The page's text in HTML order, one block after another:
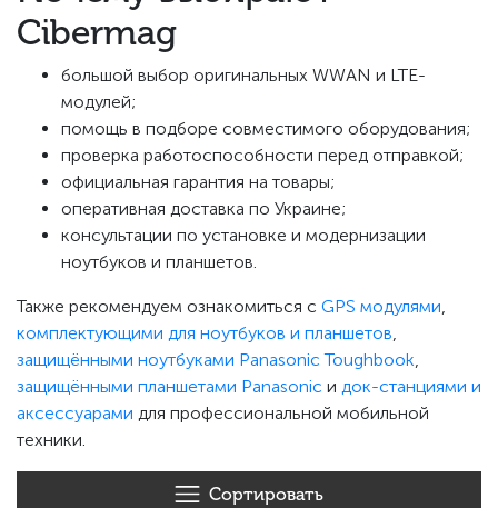
Cibermag
большой выбор оригинальных WWAN и LTE-
модулей;
помощь в подборе совместимого оборудования;
проверка работоспособности перед отправкой;
официальная гарантия на товары;
оперативная доставка по Украине;
консультации по установке и модернизации
ноутбуков и планшетов.
Также рекомендуем ознакомиться с GPS модулями,
комплектующими для ноутбуков и планшетов,
защищёнными ноутбуками Panasonic Toughbook,
защищёнными планшетами Panasonic и док-станциями и
аксессуарами для профессиональной мобильной
техники.
Сортировать